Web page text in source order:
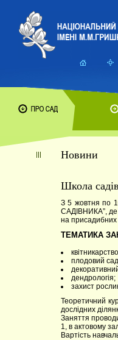
Новини
Школа
З 5 жовтня по
САДІВНИКА”, де
на присадибних
ТЕМАТИКА
плодовий
дендрологія;
захист
Теоретичний
дослідних
Заняття
1, в актовому
Вартість